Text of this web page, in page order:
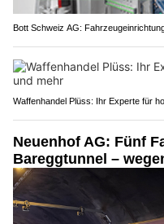
Bott Schweiz AG:
Waffenhandel Plüss: Ihr Experte für
Neuenhof AG: Fünf
Bareggtunnel –